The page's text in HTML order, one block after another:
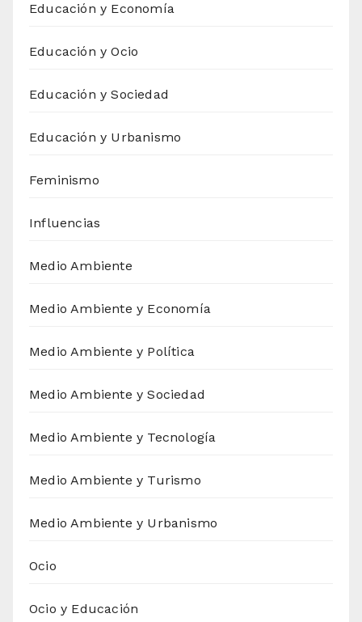
Educación y Economía
Educación y Ocio
Educación y Sociedad
Educación y Urbanismo
Feminismo
Influencias
Medio Ambiente
Medio Ambiente y Economía
Medio Ambiente y Política
Medio Ambiente y Sociedad
Medio Ambiente y Tecnología
Medio Ambiente y Turismo
Medio Ambiente y Urbanismo
Ocio
Ocio y Educación